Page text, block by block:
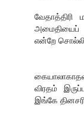
அமைதியைப்
என்றே சொல்லி
விரதம்
இங்கே